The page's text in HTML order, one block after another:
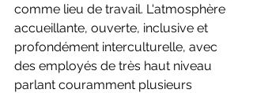
comme lieu de travail. L'atmosphère
accueillante, ouverte, inclusive et
profondément interculturelle, avec
des employés de très haut niveau
parlant couramment plusieurs